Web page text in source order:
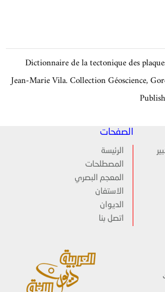
Dictionnaire de la tectonique des
Jean-Marie Vila. Collection Géoscience,
الصفحات
الرئيسة
المصطلحات
المعجم البصري
الاستفان
الديوان
اتصل بنا